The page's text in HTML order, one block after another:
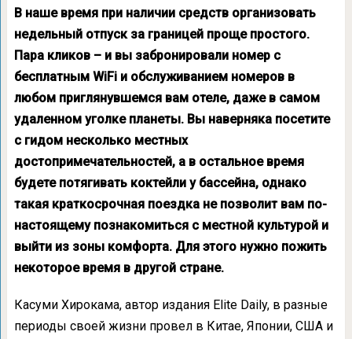
В наше время при наличии средств организовать
недельный отпуск за границей проще простого.
Пара кликов – и вы забронировали номер с
бесплатным WiFi и обслуживанием номеров в
любом приглянувшемся вам отеле, даже в самом
удаленном уголке планеты. Вы наверняка посетите
с гидом несколько местных
достопримечательностей, а в остальное время
будете потягивать коктейли у бассейна, однако
такая краткосрочная поездка не позволит вам по-
настоящему познакомиться с местной культурой и
выйти из зоны комфорта. Для этого нужно пожить
некоторое время в другой стране.
Касуми Хирокама, автор издания Elite Daily, в разные
периоды своей жизни провел в Китае, Японии, США и